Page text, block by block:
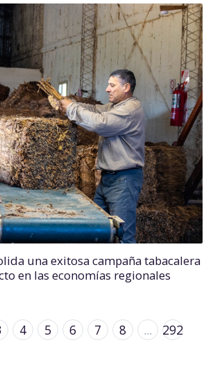
una exitosa campaña tabacalera
en las economías regionales
4 5 6 7 8 ...
292